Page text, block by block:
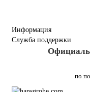
Информация
Служба поддержки
по